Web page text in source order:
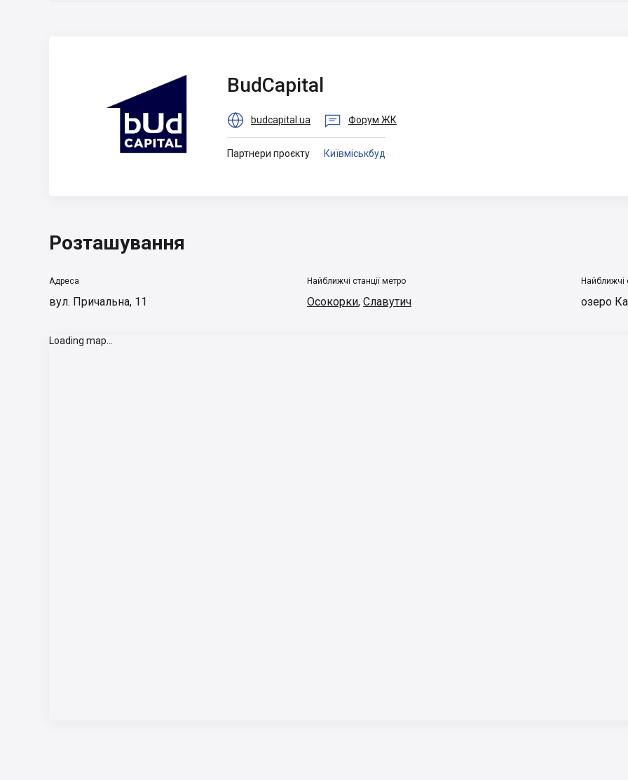
BudCapital
 budcapital.ua  Форум ЖК
Партнери проєкту Київміськбуд
Розташування
Адреса
вул. Причальна, 11
Найближчі станції метро
Осокорки, Славутич
Найближчі
озеро
Loading map...